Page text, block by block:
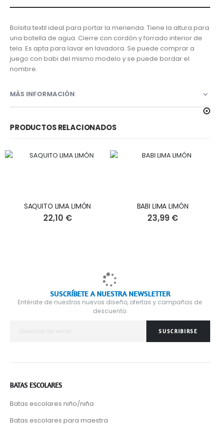
Bolsita textil ideal para portar la merienda. Tiene la altura para
una botella de agua. Cierre con cordón y forrado interior de
tela. Es apta para lavar en lavadora. Se puede comprar a
juego con babi del mismo modelo y se puede bordar el
nombre.
MÁS INFORMACIÓN
PRODUCTOS RELACIONADOS
SAQUITO LIMA LIMÓN
22,10 €
BABI LIMA LIMÓN
23,99 €
SUSCRÍBETE A NUESTRA NEWSLETTER
Entérate de nuestros nuevos diseño, ofertas y campañas de
descuento.
SUSCRIBIRSE
BATAS ESCOLARES
Batas escolares niño/niña
Batas escolares para maestra